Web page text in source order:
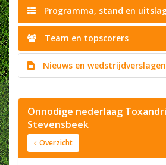
Programma, stand en
Team en topscorers
Nieuws en wedstrijdverslagen
Onnodige nederlaag
Stevensbeek
Overzicht